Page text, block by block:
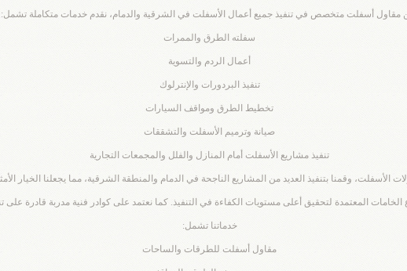
مقاول أسفلت متخصص في تنفيذ جميع أعمال الأسفلت في الشرقية والدمام، نقدم خدمات متكاملة تشمل:
سفلته الطرق والممرات
أعمال الردم والتسوية
تنفيذ البردورات والإنترلوك
تخطيط الطرق ومواقف السيارات
صيانة وترميم الأسفلت والتشققات
تنفيذ مشاريع الأسفلت أمام المنازل والفلل والمجمعات التجارية
المعتمدة لتحقيق أعلى مستويات الكفاءة في التنفيذ. كما نعتمد على كوادر فنية مدربة قادرة على
خدماتنا تشمل:
مقاول أسفلت للطرقات والساحات